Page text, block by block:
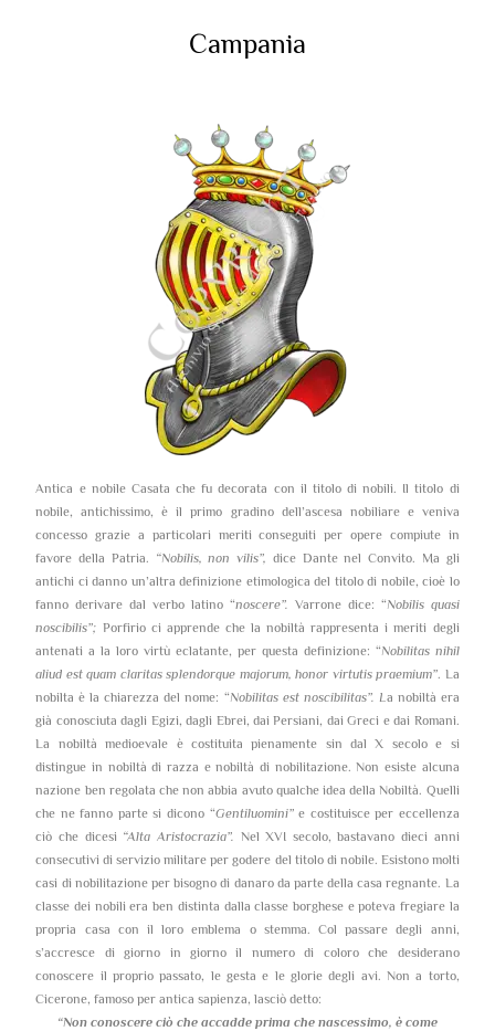
Campania
Antica e nobile Casata che fu decorata con il titolo di nobili. Il titolo di
nobile, antichissimo, è il primo gradino dell’ascesa nobiliare e veniva
concesso grazie a particolari meriti conseguiti per opere compiute in
favore della Patria. “Nobilis, non vilis”, dice Dante nel Convito. Ma gli
antichi ci danno un’altra definizione etimologica del titolo di nobile, cioè lo
fanno derivare dal verbo latino “noscere”. Varrone dice: “Nobilis quasi
noscibilis”; Porfirio ci apprende che la nobiltà rappresenta i meriti degli
antenati a la loro virtù eclatante, per questa definizione: “Nobilitas nihil
aliud est quam claritas splendorque majorum, honor virtutis praemium”. La
nobilta è la chiarezza del nome: “Nobilitas est noscibilitas”. La nobiltà era
già conosciuta dagli Egizi, dagli Ebrei, dai Persiani, dai Greci e dai Romani.
La nobiltà medioevale è costituita pienamente sin dal X secolo e si
distingue in nobiltà di razza e nobiltà di nobilitazione. Non esiste alcuna
nazione ben regolata che non abbia avuto qualche idea della Nobiltà. Quelli
che ne fanno parte si dicono “Gentiluomini”e costituisce per eccellenza
ciò che dicesi “Alta Aristocrazia”. Nel XVI secolo, bastavano dieci anni
consecutivi di servizio militare per godere del titolo di nobile. Esistono molti
casi di nobilitazione per bisogno di danaro da parte della casa regnante. La
classe dei nobili era ben distinta dalla classe borghese e poteva fregiare la
propria casa con il loro emblema o stemma. Col passare degli anni,
s’accresce di giorno in giorno il numero di coloro che desiderano
conoscere il proprio passato, le gesta e le glorie degli avi. Non a torto,
Cicerone, famoso per antica sapienza, lasciò detto:
“Non conoscere ciò che accadde prima che nascessimo, è come